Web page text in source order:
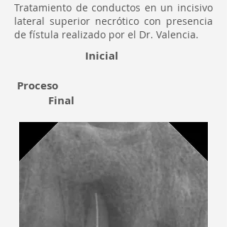
Tratamiento de conductos en un incisivo
lateral superior necrótico con presencia
de fístula realizado por el Dr. Valencia.
Inicial
Proceso
Final